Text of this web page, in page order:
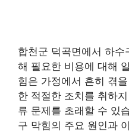
합천군 덕곡면에서 하
해 필요한 비용에 대해
힘은 가정에서 흔히 겪
한 적절한 조치를 취하
류 문제를 초래할 수 있
구 막힘의 주요 원인과